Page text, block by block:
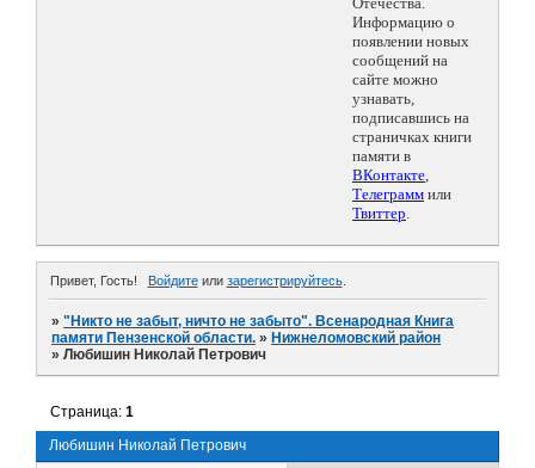
Информацию о
появлении новых
сообщений на
сайте можно
узнавать,
подписавшись на
страничках книги
памяти в
ВКонтакте,
Телеграмм или
Твиттер.
Привет, Гость! Войдитеили зарегистрируйтесь.
»"Никто не забыт, ничто не забыто". Всенародная Книга
памяти Пензенской области. » Нижнеломовский район
»Любишин Николай Петрович
Любишин Николай Петрович
Страница:1